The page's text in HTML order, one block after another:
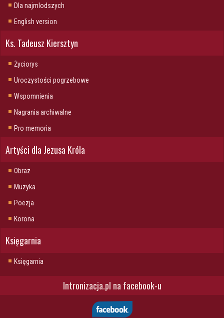
Dla najmlodszych
English version
Ks. Tadeusz Kiersztyn
Życiorys
Uroczystości pogrzebowe
Wspomnienia
Nagrania archiwalne
Pro memoria
Artyści dla Jezusa Króla
Obraz
Muzyka
Poezja
Korona
Księgarnia
Księgarnia
Intronizacja.pl na facebook-u